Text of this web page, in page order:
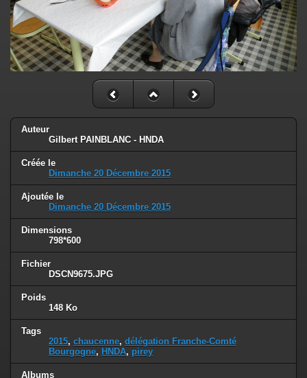
Auteur
Gilbert PAINBLANC - HNDA
Créée le
Dimanche 20 Décembre 2015
Ajoutée le
Dimanche 20 Décembre 2015
Dimensions
798*600
Fichier
DSCN9675.JPG
Poids
148 Ko
Tags
2015, chaucenne, délégation Franche-Comté
Bourgogne, HNDA, pirey
Albums